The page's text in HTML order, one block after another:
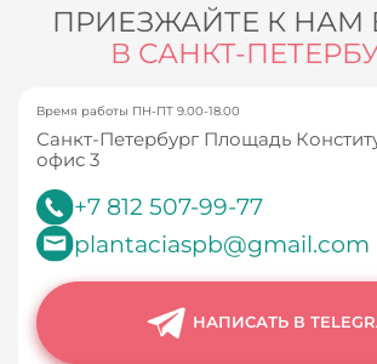
ПРИЕЗЖАЙТЕ К НАМ
В САНКТ-
Время работы ПН-ПТ 9.00-18.00
Санкт-Петербург Площадь
офис 3
+7 812 507-99-77
plantaciaspb@gmail.com
НАПИСАТЬ В